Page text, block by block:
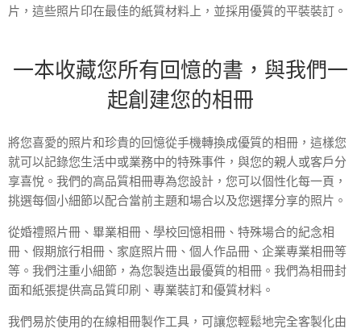
片，這些照片印在最佳的紙質材料上，並採用優質的平裝裝訂。
一本收藏您所有回憶的書，與我們一
起創建您的相冊
將您喜愛的照片和珍貴的回憶從手機轉換成優質的相冊，這樣您
就可以記錄您生活中或業務中的特殊事件，與您的親人或客戶分
享喜悅。我們的高品質相冊專為您設計，您可以個性化每一頁，
挑選每個小細節以配合當前主題和場合以及您選擇分享的照片。
從婚禮照片冊、畢業相冊、學校回憶相冊、特殊場合的紀念相
冊、假期旅行相冊、家庭照片冊、個人作品冊、企業專業相冊等
等。我們注重小細節，為您製造出最優質的相冊。我們為相冊封
面和紙張提供高品質印刷、專業裝訂和優質材料。
我們易於使用的在線相冊製作工具，可讓您輕鬆地完全客製化由